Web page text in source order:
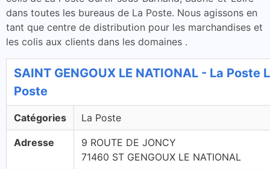
dans toutes les bureaus de La Poste. Nous agissons en
tant que centre de distribution pour les marchandises et
les colis aux clients dans les domaines .
SAINT GENGOUX LE NATIONAL - La Poste
Poste
Catégories La Poste
Adresse
9 ROUTE DE JONCY
71460 ST GENGOUX LE NATIONAL